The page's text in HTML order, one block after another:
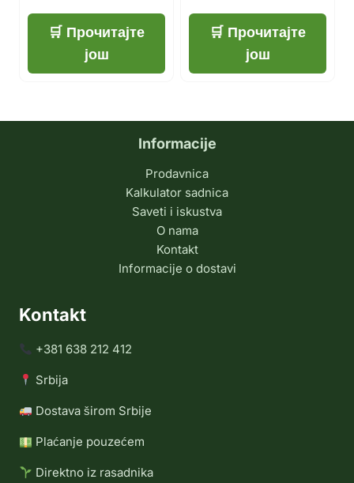
Прочитајте
још
Прочитајте
још
Informacije
Prodavnica
Kalkulator sadnica
Saveti i iskustva
O nama
Kontakt
Informacije o dostavi
Kontakt
+381 638 212 412
Srbija
Dostava širom Srbije
Plaćanje pouzećem
Direktno iz rasadnika